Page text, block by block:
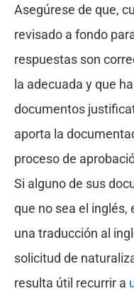
Asegúrese de que,
revisado a fondo
respuestas son
la adecuada y que
documentos
aporta la
proceso de
Si alguno de sus
que no sea el inglés,
una traducción al
solicitud de
resulta útil recurrir a